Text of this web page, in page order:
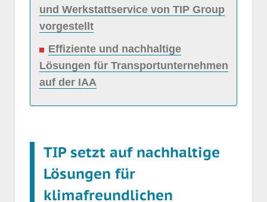
und Werkstattservice von TIP Group
vorgestellt
Effiziente und nachhaltige
Lösungen für Transportunternehmen
auf der IAA
TIP setzt auf nachhaltige
Lösungen für
klimafreundlichen